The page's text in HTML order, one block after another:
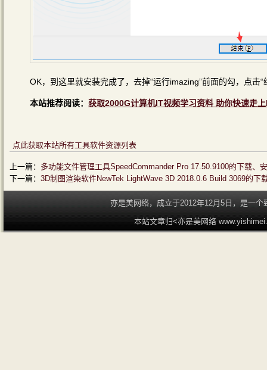
OK，到这里就安装完成了，去掉“运行imazing”前面的勾，点击“
本站推荐阅读： 获取2000G计算机IT视频学习资料 助你快速走
点此获取本站所有工具软件资源列表
上一篇： 多功能文件管理工具SpeedCommander Pro 17.50.9100的下载、
下一篇： 3D制图渲染软件NewTek LightWave 3D 2018.0.6 Build 3069的下
亦是美网络，成立于2012年12月5日，是一
本站文章归<亦是美网络